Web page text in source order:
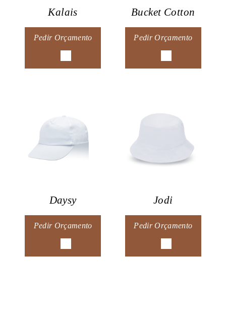
Kalais
Pedir Orçamento
Bucket Cotton
Pedir Orçamento
Daysy
Pedir Orçamento
Jodi
Pedir Orçamento